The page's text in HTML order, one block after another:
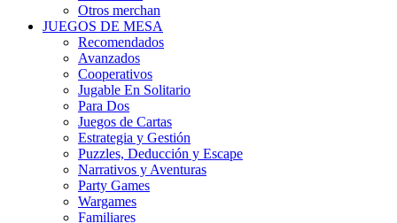
Otros merchan
JUEGOS DE MESA
Recomendados
Avanzados
Cooperativos
Jugable En Solitario
Para Dos
Juegos de Cartas
Estrategia y Gestión
Puzzles, Deducción y Escape
Narrativos y Aventuras
Party Games
Wargames
Familiares